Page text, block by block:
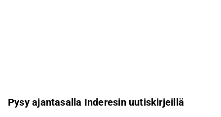
Pysy ajantasalla Inderesin uutiskirjeillä